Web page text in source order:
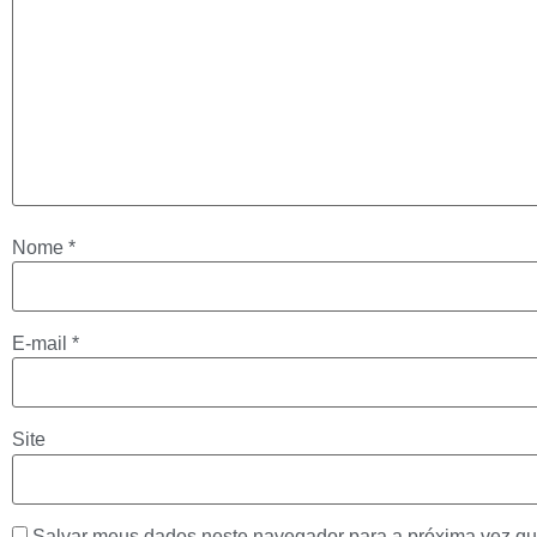
Nome *
E-mail *
Site